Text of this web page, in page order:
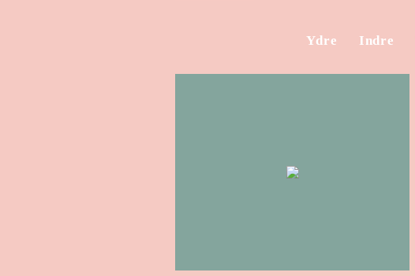
Ydre Indre